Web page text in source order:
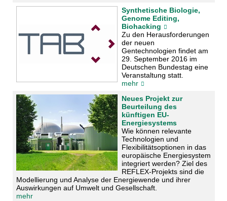
Synthetische Biologie,
Genome Editing,
Biohacking
Zu den Herausforderungen
der neuen
Gentechnologien findet am
29. September 2016 im
Deutschen Bundestag eine
Veranstaltung statt.
mehr
Neues Projekt zur
Beurteilung des
künftigen EU-
Energiesystems
Wie können relevante
Technologien und
Flexibilitätsoptionen in das
europäische Energiesystem
integriert werden? Ziel des
REFLEX-Projekts sind die
Modellierung und Analyse der Energiewende und ihrer
Auswirkungen auf Umwelt und Gesellschaft.
mehr